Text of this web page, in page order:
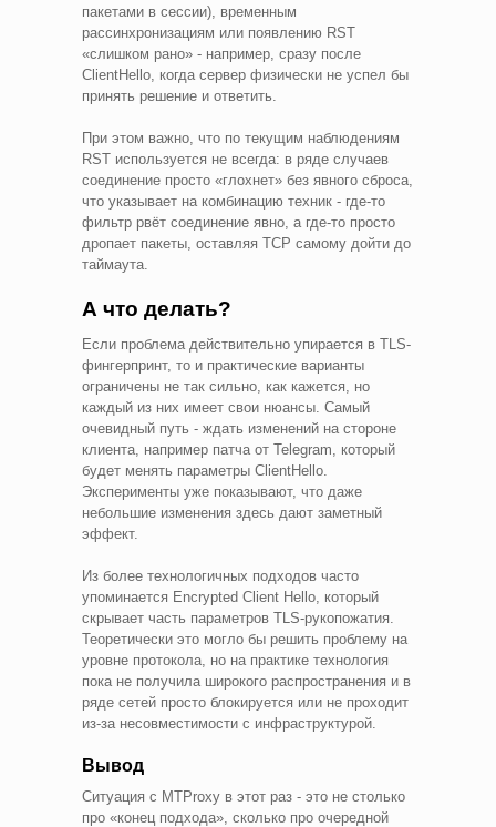
пакетами в сессии), временным
рассинхронизациям или появлению RST
«слишком рано» - например, сразу после
ClientHello, когда сервер физически не успел бы
принять решение и ответить.
При этом важно, что по текущим наблюдениям
RST используется не всегда: в ряде случаев
соединение просто «глохнет» без явного сброса,
что указывает на комбинацию техник - где-то
фильтр рвёт соединение явно, а где-то просто
дропает пакеты, оставляя TCP самому дойти до
таймаута.
А что делать?
Если проблема действительно упирается в TLS-
фингерпринт, то и практические варианты
ограничены не так сильно, как кажется, но
каждый из них имеет свои нюансы. Самый
очевидный путь - ждать изменений на стороне
клиента, например патча от Telegram, который
будет менять параметры ClientHello.
Эксперименты уже показывают, что даже
небольшие изменения здесь дают заметный
эффект.
Из более технологичных подходов часто
упоминается Encrypted Client Hello, который
скрывает часть параметров TLS-рукопожатия.
Теоретически это могло бы решить проблему на
уровне протокола, но на практике технология
пока не получила широкого распространения и в
ряде сетей просто блокируется или не проходит
из-за несовместимости с инфраструктурой.
Вывод
Ситуация с MTProxy в этот раз - это не столько
про «конец подхода», сколько про очередной